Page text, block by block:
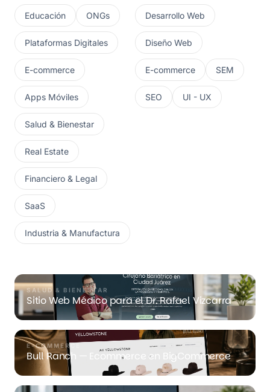
Educación ONGs
Plataformas Digitales
E-commerce
Apps Móviles
Salud & Bienestar
Real Estate
Financiero & Legal
SaaS
Industria & Manufactura
Desarrollo Web
Diseño Web
E-commerce SEM
SEO UI - UX
SALUD & BIENESTAR
Sitio Web Médico para el Dr. Rafael Vizcarra
E-COMMERCE
Bull Ranch — Ecommerce en BigCommerce